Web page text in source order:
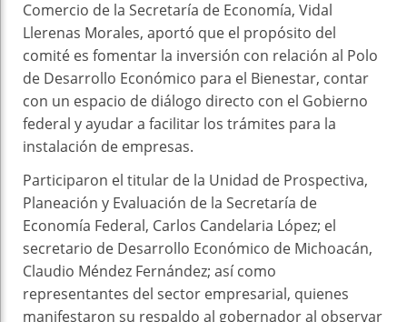
Comercio de la Secretaría de Economía, Vidal
Llerenas Morales, aportó que el propósito del
comité es fomentar la inversión con relación al Polo
de Desarrollo Económico para el Bienestar, contar
con un espacio de diálogo directo con el Gobierno
federal y ayudar a facilitar los trámites para la
instalación de empresas.
Participaron el titular de la Unidad de Prospectiva,
Planeación y Evaluación de la Secretaría de
Economía Federal, Carlos Candelaria López; el
secretario de Desarrollo Económico de Michoacán,
Claudio Méndez Fernández; así como
representantes del sector empresarial, quienes
manifestaron su respaldo al gobernador al observar